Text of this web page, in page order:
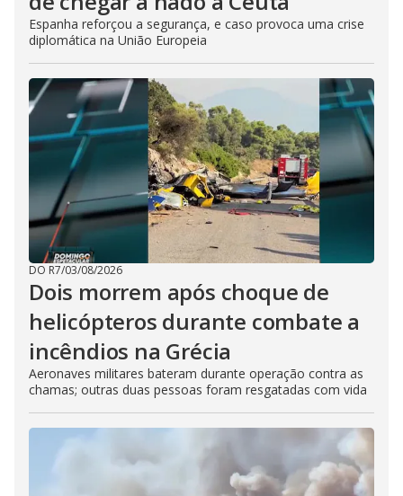
Espanha reforçou a segurança, e caso provoca uma crise
diplomática na União Europeia
DO R7/03/08/2026
Dois morrem após choque de
helicópteros durante combate a
incêndios na Grécia
Aeronaves militares bateram durante operação contra as
chamas; outras duas pessoas foram resgatadas com vida